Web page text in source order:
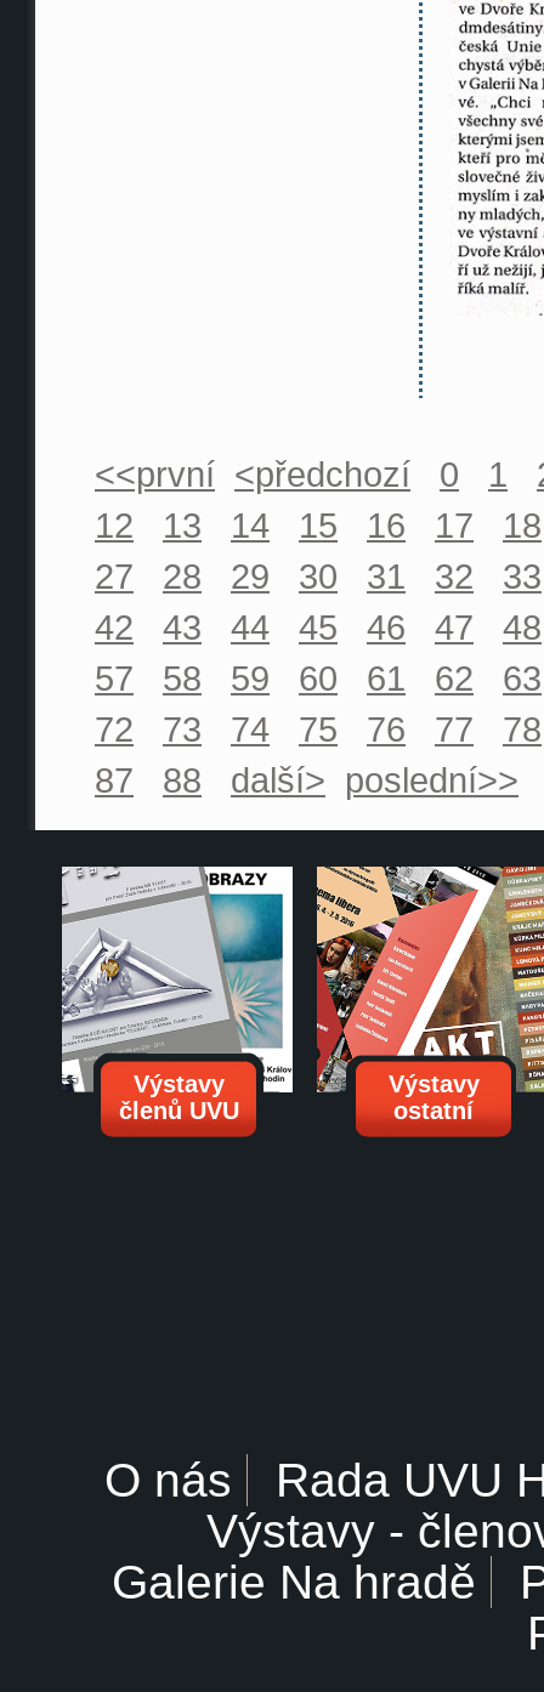
<<první <předchozí 0 1
12
13 14 15 16 17
18
27
28 29 30 31 32
33
42
43 44 45 46 47
48
57
58 59 60 61 62
63
72
73 74 75 76 77
78
87
88 další> poslední>>
Výstavy
členů UVU
Výstavy
ostatní
O nás
Rada UVU
Výstavy -
Galerie Na hradě